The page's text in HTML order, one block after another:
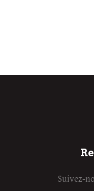
Suivez-